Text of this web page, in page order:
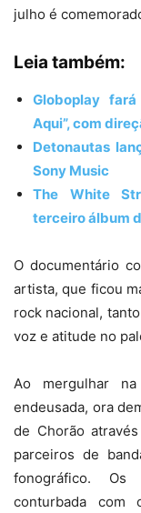
julho é
Leia também:
Globoplay
Aqui”, com
Detonautas
Sony Music
The White
terceiro álbum
O documentário
artista, que ficou
rock nacional,
voz e atitude no
Ao mergulhar
endeusada, ora
de Chorão
parceiros de
fonográfico. Os
conturbada com